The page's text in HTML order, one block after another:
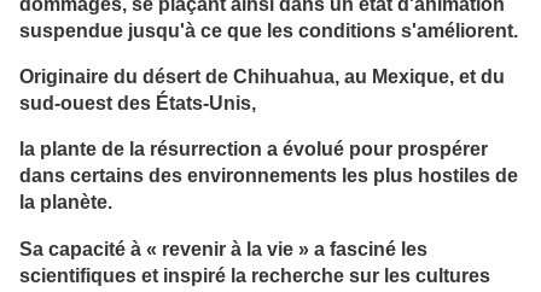
suspendue jusqu'à ce que les conditions s'améliorent.
Originaire du désert de Chihuahua, au Mexique, et du
sud-ouest des États-Unis,
la plante de la résurrection a évolué pour prospérer
dans certains des environnements les plus hostiles de
la planète.
Sa capacité à « revenir à la vie » a fasciné les
scientifiques et inspiré la recherche sur les cultures